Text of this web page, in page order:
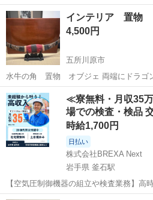
青森 八戸市 ダイニングセット
インテリア 置物
4,500円
五所川原市
水牛の角 置物 オブジェ 両端にドラゴンの装飾が施され赤い目をし
ています。年代ものです。 重厚感があり
す。
青森 五所川原市 ダイニングセ
≪寮無料・月収35
場での検査・検品
時給1,700円
日払い
株式会社BREXA Next
岩手県 釜石駅
【空気圧制御機器の組立や検査業務】高
カー通勤OK＆工場敷地内に無料駐車場あり 人気の工場のお仕事